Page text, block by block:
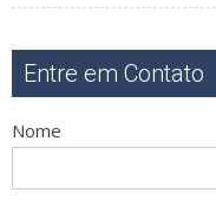
Entre em Contato
Nome